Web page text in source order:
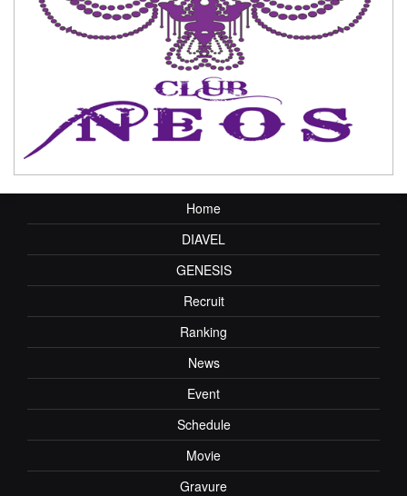
Home
DIAVEL
GENESIS
Recruit
Ranking
News
Event
Schedule
Movie
Gravure